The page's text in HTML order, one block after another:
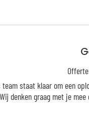
staat klaar om een
denken graag met je